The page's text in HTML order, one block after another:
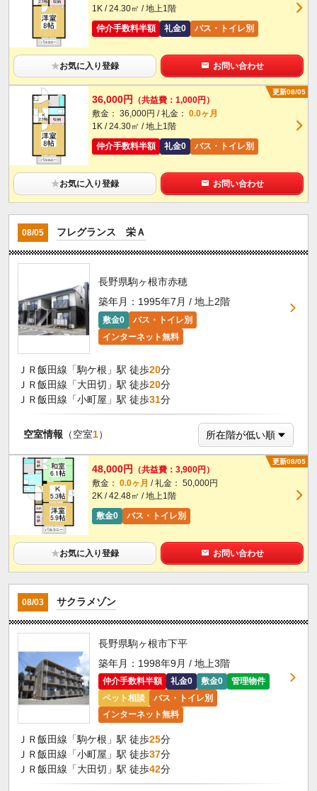
1K / 24.30㎡ / 地上1階
仲介手数料半額
礼金0 バス・トイレ別
★お気に入り登録 お問い合わせ
更新08/05
36,000円
（共益費：1,000円）
敷金： 36,000円 / 礼金： 0.0ヶ月
1K / 24.30㎡ / 地上1階
仲介手数料半額
礼金0 バス・トイレ別
★お気に入り登録 お問い合わせ
08/05 フレグランス 栄Ａ
長野県駒ヶ根市赤穂
築年月：1995年7月 / 地上2階
敷金0
バス・トイレ別
インターネット無料
ＪＲ飯田線「駒ケ根」駅 徒歩20分
ＪＲ飯田線「大田切」駅 徒歩20分
ＪＲ飯田線「小町屋」駅 徒歩31分
空室情報 （空室1）
更新08/05
48,000円
（共益費：3,900円）
敷金： 0.0ヶ月 / 礼金： 50,000円
2K / 42.48㎡ / 地上1階
敷金0
バス・トイレ別
★お気に入り登録 お問い合わせ
08/03 サクラメゾン
長野県駒ヶ根市下平
築年月：1998年9月 / 地上3階
仲介手数料半額 礼金0 敷金0
管理物件
ペット相談
バス・トイレ別
インターネット無料
ＪＲ飯田線「駒ケ根」駅 徒歩25分
ＪＲ飯田線「小町屋」駅 徒歩37分
ＪＲ飯田線「大田切」駅 徒歩42分